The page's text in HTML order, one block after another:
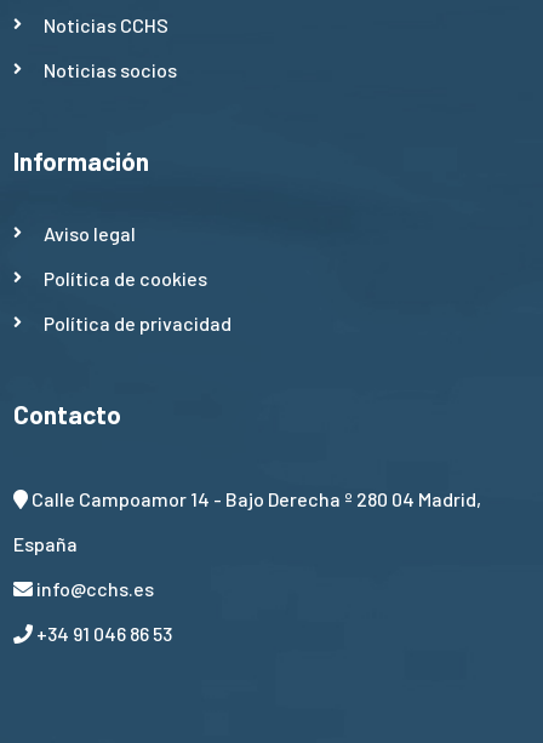
Noticias CCHS
Noticias socios
Información
Aviso legal
Política de cookies
Política de privacidad
Contacto
Calle Campoamor 14 - Bajo Derecha º 280 04 Madrid,
España
info@cchs.es
+34 91 046 86 53